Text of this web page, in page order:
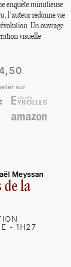
enquête minutieuse
l’auteur redonne vie
Un ouvrage
visuelle
sur
Meyssan
de la
- 1H27